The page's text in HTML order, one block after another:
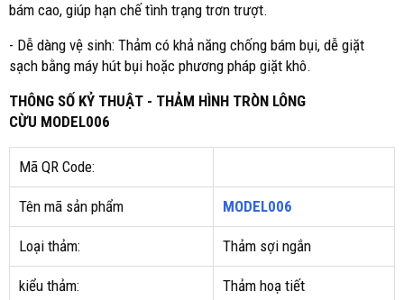
bám cao, giúp hạn chế tình trạng trơn trượt.
- Dễ dàng vệ sinh: Thảm có khả năng chống bám bụi, dễ giặt
sạch bằng máy hút bụi hoặc phương pháp giặt khô.
THÔNG SỐ KỶ THUẬT - THẢM HÌNH TRÒN LÔNG
CỪU MODEL006
Mã QR Code:
Tên mã sản phẩm MODEL006
Loại thảm: Thảm sợi ngắn
kiểu thảm: Thảm hoạ tiết